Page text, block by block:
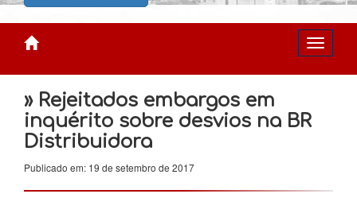
» Rejeitados embargos em
inquérito sobre desvios na BR
Distribuidora
Publicado em: 19 de setembro de 2017